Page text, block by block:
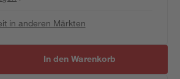
in anderen Märkten
In den Warenkorb